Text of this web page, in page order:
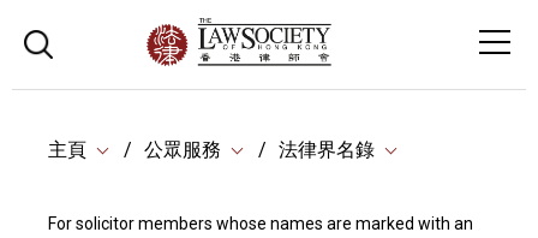
主頁 公眾服務 法律界名錄
For solicitor members whose names are marked with an